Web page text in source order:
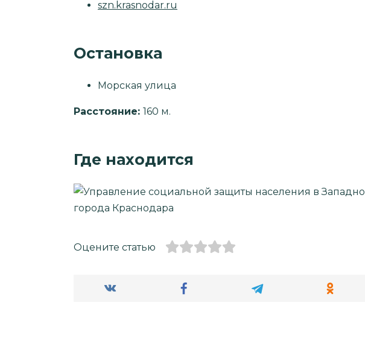
szn.krasnodar.ru
Остановка
Морская улица
Расстояние: 160 м.
Где находится
Оцените статью